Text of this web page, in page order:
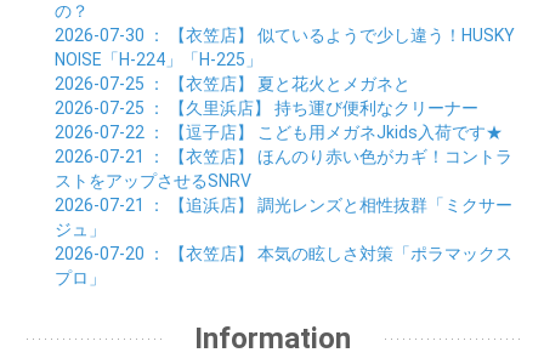
の？
2026-07-30 ： 【衣笠店】 似ているようで少し違う！HUSKY
NOISE「H-224」「H-225」
2026-07-25 ： 【衣笠店】 夏と花火とメガネと
2026-07-25 ： 【久里浜店】 持ち運び便利なクリーナー
2026-07-22 ： 【逗子店】 こども用メガネJkids入荷です★
2026-07-21
： 【衣笠店】 ほんのり赤い色がカギ！コントラ
ストをアップさせるSNRV
2026-07-21
： 【追浜店】 調光レンズと相性抜群「ミクサー
ジュ」
2026-07-20 ： 【衣笠店】 本気の眩しさ対策「ポラマックス
プロ」
Information